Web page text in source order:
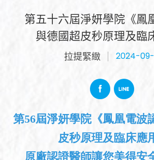
第五十六屆淨妍學院《鳳
與德國超皮秒原理及臨
拉提緊緻 2024-
第56屆淨妍學院《鳳凰電波
皮秒原理及臨床應
原廠認證醫師讓您美得安